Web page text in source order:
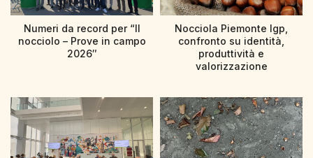
Numeri da record per “Il
nocciolo – Prove in campo
2026″
Nocciola Piemonte Igp,
confronto su identità,
produttività e
valorizzazione